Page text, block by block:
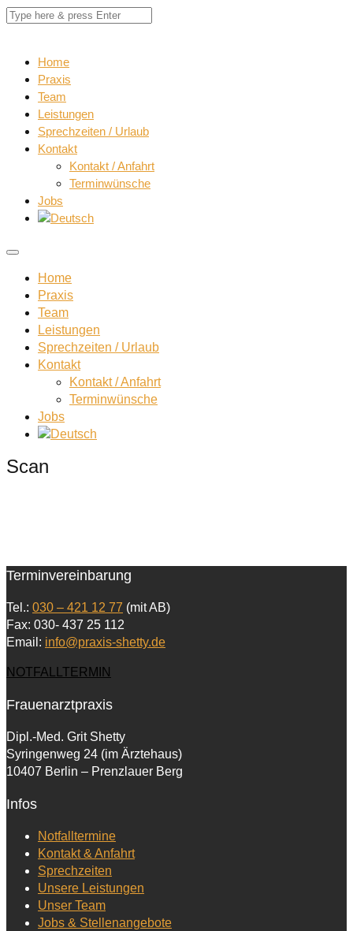
Home
Praxis
Team
Leistungen
Sprechzeiten / Urlaub
Kontakt
Kontakt / Anfahrt
Terminwünsche
Jobs
Home
Praxis
Team
Leistungen
Sprechzeiten / Urlaub
Kontakt
Kontakt / Anfahrt
Terminwünsche
Jobs
Scan
Terminvereinbarung
Tel.: 030 – 421 12 77 (mit AB)
Fax: 030- 437 25 112
Email: info@praxis-shetty.de
NOTFALLTERMIN
Frauenarztpraxis
Dipl.-Med. Grit Shetty
Syringenweg 24 (im Ärztehaus)
10407 Berlin – Prenzlauer Berg
Infos
Notfalltermine
Kontakt & Anfahrt
Sprechzeiten
Unsere Leistungen
Unser Team
Jobs & Stellenangebote